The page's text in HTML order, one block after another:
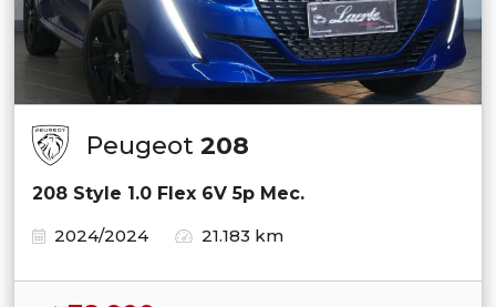
Peugeot 208
208 Style 1.0 Flex 6V 5p Mec.
2024/2024
21.183 km